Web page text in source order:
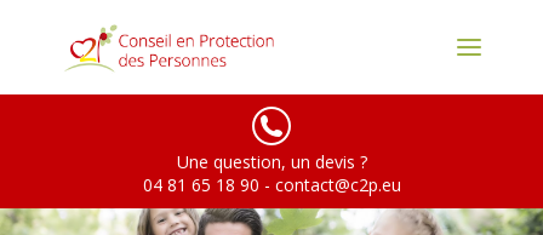
Une question, un devis ?
04 81 65 18 90 - contact@c2p.eu